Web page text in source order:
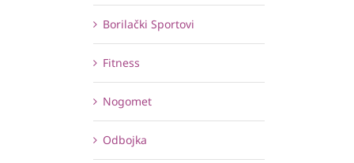
Borilački Sportovi
Fitness
Nogomet
Odbojka